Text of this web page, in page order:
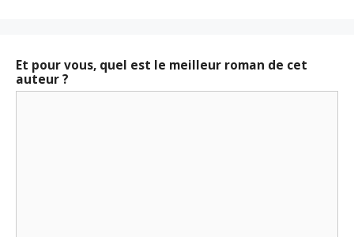
Et pour vous, quel est le meilleur roman de cet
auteur ?